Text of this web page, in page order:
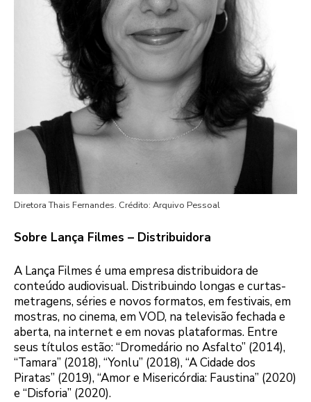
Diretora Thais Fernandes. Crédito: Arquivo Pessoal
Sobre Lança Filmes – Distribuidora
A Lança Filmes é uma empresa distribuidora de
conteúdo audiovisual. Distribuindo longas e curtas-
metragens, séries e novos formatos, em festivais, em
mostras, no cinema, em VOD, na televisão fechada e
aberta, na internet e em novas plataformas. Entre
seus títulos estão: “Dromedário no Asfalto” (2014),
“Tamara” (2018), “Yonlu” (2018), “A Cidade dos
Piratas” (2019), “Amor e Misericórdia: Faustina” (2020)
e “Disforia” (2020).